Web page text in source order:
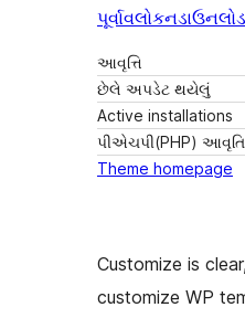
પૂર્વાવલોકન
આવૃત્તિ
છેલે અપડેટ થયેલું
Active installations
પીએચપી(PHP) આવૃતિ
Theme homepage
Customize is
customize WP